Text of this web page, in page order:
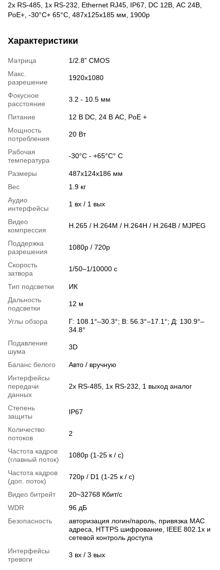
2х RS-485, 1х RS-232, Ethernet RJ45, IP67, DC 12В, AC 24В,
PoE+, -30°С+ 65°С, 487х125х185 мм, 1900р
Характеристики
Матрица
1/2.8” CMOS
Макс.
разрешение
1920x1080
Фокусное
расстояние
3.2 - 10.5 мм
Питание
12 В DC, 24 В AC, PoE +
Мощность
потребления
20 Вт
Рабочая
температура
-30°C - +65°C° C
Размеры
487х124x186 мм
Вес
1.9 кг
Аудио
интерфейсы
1 вх / 1 вых
Видео
компрессия
H.265 / H.264M / H.264H / H.264B / MJPEG
Поддержка
разрешения
1080p / 720p
Скорость
затвора
1/50–1/10000 с
Тип подсветки
ИК
Дальность
подсветки
12 м
Углы обзора
Г: 108.1°–30.3°; В: 56.3°–17.1°; Д: 130.9°–
34.8°
Подавление
шума
3D
Баланс белого
Авто / вручную
Интерфейсы
передачи
данных
2х RS-485, 1х RS-232, 1 выход аналог
Степень
защиты
IP67
Количество
потоков
2
Частота кадров
(главный поток)
1080p (1-25 к / с)
Частота кадров
(доп. поток)
720p / D1 (1-25 к / с)
Видео битрейт
20~32768 Кбит/с
WDR
96 дБ
Безопасность
авторизация логин/пароль, привязка MAC
адреса, HTTPS шифрование, IEEE 802.1x и
сетевой контроль доступа
Интерфейсы
тревоги
3 вх / 3 вых